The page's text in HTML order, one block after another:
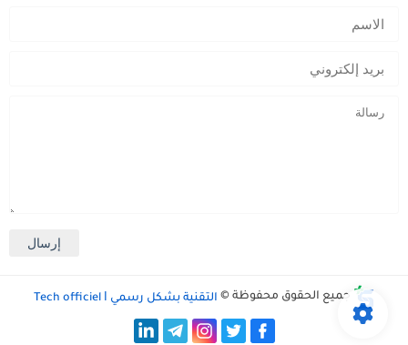
جميع الحقوق محفوظة © التقنية بشكل رسمي Tech officiel ǀ